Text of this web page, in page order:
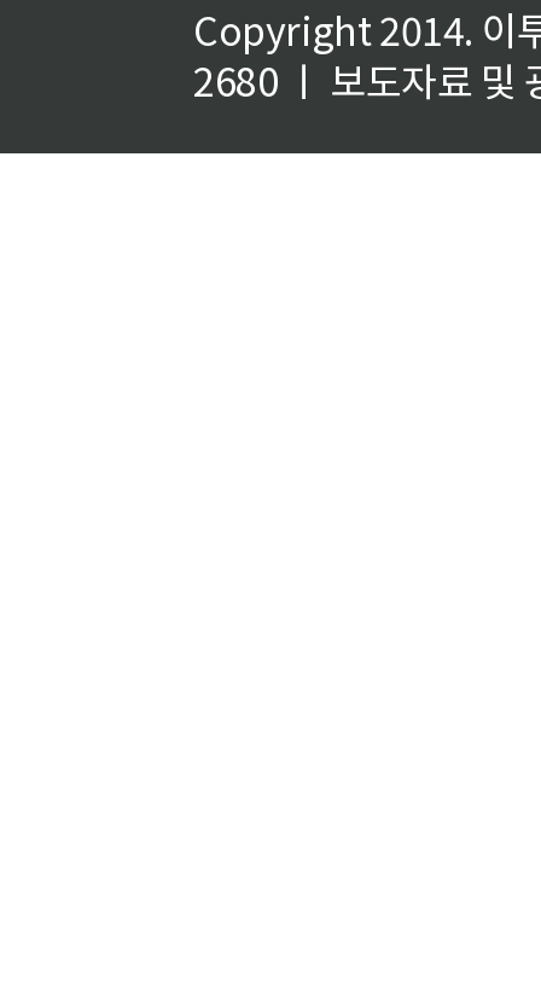
Copyright 2014. 이
2680 ㅣ 보도자료